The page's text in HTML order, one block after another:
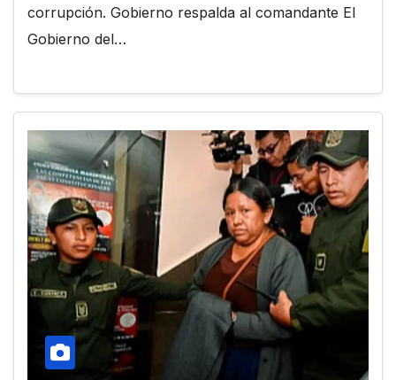
corrupción. Gobierno respalda al comandante El
Gobierno del…